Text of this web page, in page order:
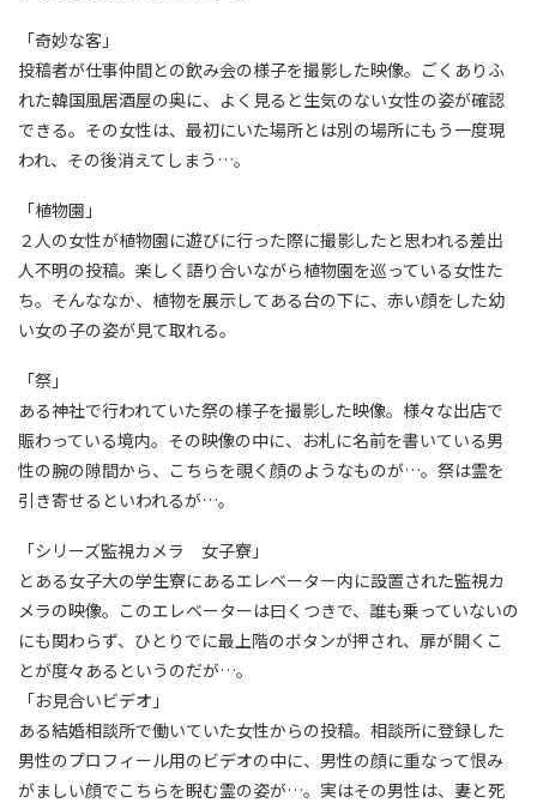
「奇妙な客」
投稿者が仕事仲間との飲み会の様子を撮影した映像。ごくありふ
れた韓国風居酒屋の奥に、よく見ると生気のない女性の姿が確認
できる。その女性は、最初にいた場所とは別の場所にもう一度現
われ、その後消えてしまう…。
「植物園」
２人の女性が植物園に遊びに行った際に撮影したと思われる差出
人不明の投稿。楽しく語り合いながら植物園を巡っている女性た
ち。そんななか、植物を展示してある台の下に、赤い顔をした幼
い女の子の姿が見て取れる。
「祭」
ある神社で行われていた祭の様子を撮影した映像。様々な出店で
賑わっている境内。その映像の中に、お札に名前を書いている男
性の腕の隙間から、こちらを覗く顔のようなものが…。祭は霊を
引き寄せるといわれるが…。
「シリーズ監視カメラ 女子寮」
とある女子大の学生寮にあるエレベーター内に設置された監視カ
メラの映像。このエレベーターは曰くつきで、誰も乗っていないの
にも関わらず、ひとりでに最上階のボタンが押され、扉が開くこ
とが度々あるというのだが…。
「お見合いビデオ」
ある結婚相談所で働いていた女性からの投稿。相談所に登録した
男性のプロフィール用のビデオの中に、男性の顔に重なって恨み
がましい顔でこちらを睨む霊の姿が…。実はその男性は、妻と死